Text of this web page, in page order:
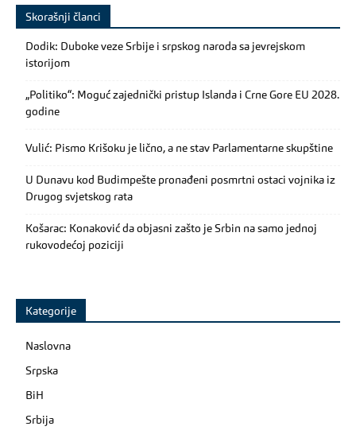
Skorašnji članci
Dodik: Duboke veze Srbije i srpskog naroda sa jevrejskom
istorijom
„Politiko“: Moguć zajednički pristup Islanda i Crne Gore EU 2028.
godine
Vulić: Pismo Krišoku je lično, a ne stav Parlamentarne skupštine
U Dunavu kod Budimpešte pronađeni posmrtni ostaci vojnika iz
Drugog svjetskog rata
Košarac: Konaković da objasni zašto je Srbin na samo jednoj
rukovodećoj poziciji
Kategorije
Naslovna
Srpska
BiH
Srbija